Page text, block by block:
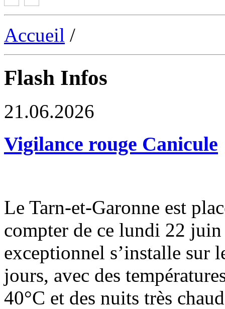
Accueil /
Flash Infos
21.06.2026
Vigilance rouge Canicule
Le Tarn-et-Garonne est
compter de ce lundi 22
exceptionnel s’installe sur
jours, avec des
40°C et des nuits très